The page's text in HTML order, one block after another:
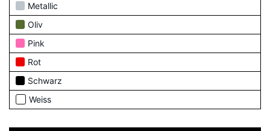
Metallic
Oliv
Pink
Rot
Schwarz
Weiss